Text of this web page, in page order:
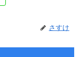
さすけ